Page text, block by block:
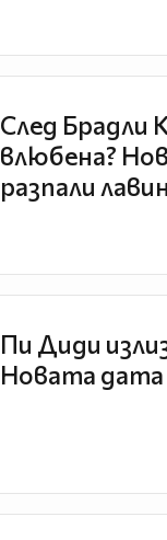
След Брадли
влюбена?
разпали
Пи Диди
Новата дата